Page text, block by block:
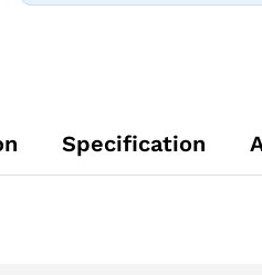
Specification